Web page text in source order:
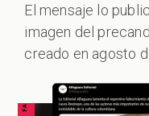
El mensaje lo
imagen del
creado en agosto